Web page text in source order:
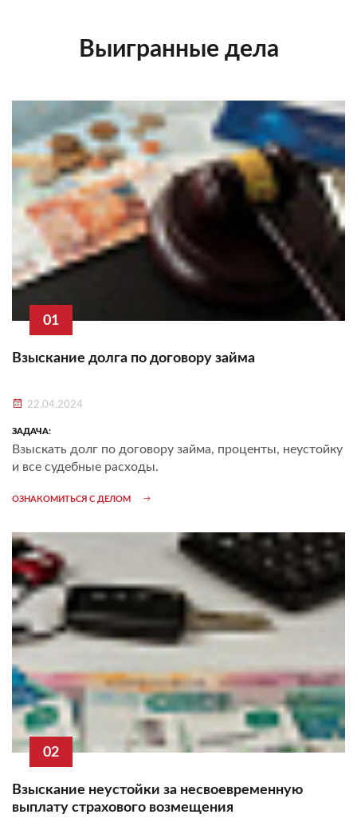
Выигранные дела
01
Взыскание долга по договору займа
22.04.2024
ЗАДАЧА:
Взыскать долг по договору займа, проценты, неустойку
и все судебные расходы.
ОЗНАКОМИТЬСЯ С ДЕЛОМ
02
Взыскание неустойки за несвоевременную
выплату страхового возмещения